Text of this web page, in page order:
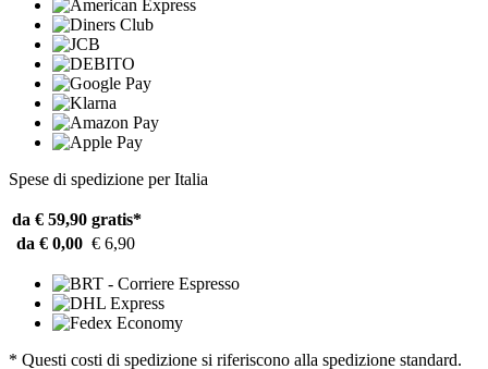
Spese di spedizione per Italia
da € 59,90 gratis*
da € 0,00 € 6,90
* Questi costi di spedizione si riferiscono alla spedizione standard.